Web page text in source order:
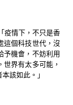
疫情下，不只是香
這個科技世代，沒
予機會，不妨利用
界有太多可能，
該如此。」